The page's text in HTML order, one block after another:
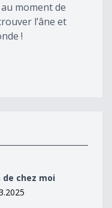
moment de
l’âne et
!
de chez moi